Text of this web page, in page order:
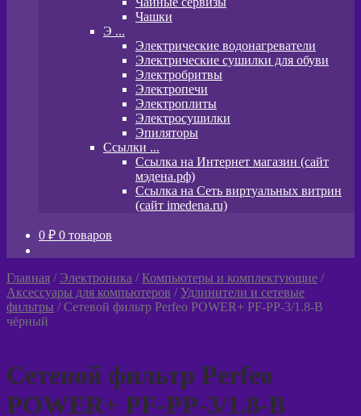
Чашки
Э ...
Электрические водонагреватели
Электрические сушилки для обуви
Электробритвы
Электропечи
Электроплиты
Электросушилки
Эпиляторы
Ссылки ...
Ссылка на Интернет магазин (сайт
мэдена.рф)
Ссылка на Сеть виртуальных витрин
(сайт imedena.ru)
0 ₽ 0 товаров
Главная / Электроника /Компьютеры и комплектующие /
Аксессуары для компьютеров /Удлинители и сетевые
фильтры /Сетевой фильтр Perfeo POWER+ PF-PP-3/1.8-B
чёрный
Сетевой фильтр Perfeo
POWER+ PF-PP-3/1.8-B